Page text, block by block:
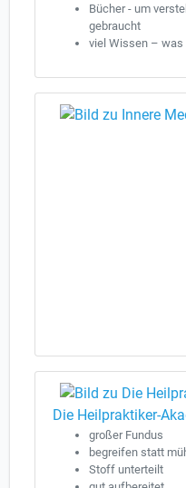
Bücher - um
gebraucht
viel Wissen –
Die Heilpraktiker-
großer Fundus
begreifen statt
Stoff unterteilt